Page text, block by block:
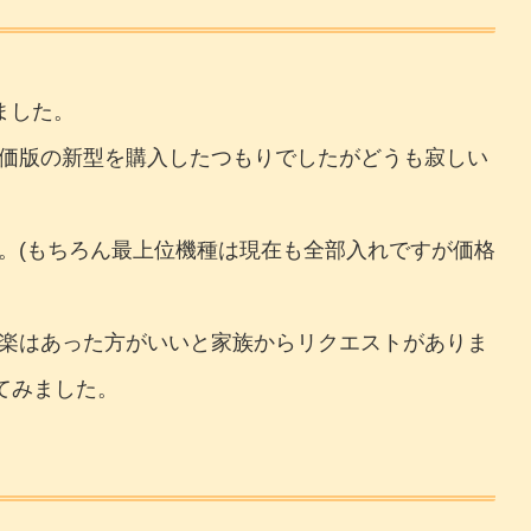
た。
版の新型を購入したつもりでしたがどうも寂しい
(もちろん最上位機種は現在も全部入れですが価格
はあった方がいいと家族からリクエストがありま
ました。